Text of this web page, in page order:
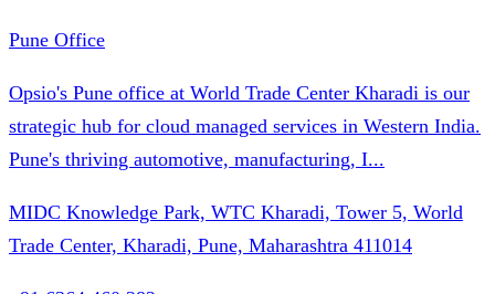
Pune Office
Opsio's Pune office at World Trade Center Kharadi is our
strategic hub for cloud managed services in Western India.
Pune's thriving automotive, manufacturing, I...
MIDC Knowledge Park, WTC Kharadi, Tower 5, World
Trade Center, Kharadi, Pune, Maharashtra 411014